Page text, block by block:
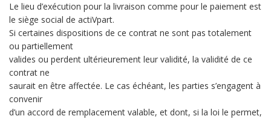
Le lieu d’exécution pour la livraison comme pour le paiement est
le siège social de actiVpart.
Si certaines dispositions de ce contrat ne sont pas totalement
ou partiellement
valides ou perdent ultérieurement leur validité, la validité de ce
contrat ne
saurait en être affectée. Le cas échéant, les parties s’engagent à
convenir
d’un accord de remplacement valable, et dont, si la loi le permet,